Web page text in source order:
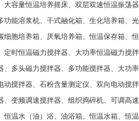
容量恒温培养摇床、双层双速恒温振荡
能溶浆机、干式融化箱、生化培养箱、
胞培养箱、厌氧培养箱、恒温保存箱、
时恒温磁力搅拌器、大功率恒温磁力搅
多头磁力搅拌器、多功能搅拌器、大功
搅拌器、石粉含量测定仪、双向电动搅
变频调速搅拌器、组织捣碎机、可调高
温水（油）浴、油浴箱、恒温水箱、恒